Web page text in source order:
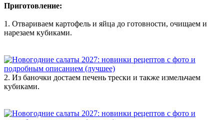
Приготовление:
1. Отвариваем картофель и яйца до готовности, очищаем и
нарезаем кубиками.
2. Из баночки достаем печень трески и также измельчаем
кубиками.